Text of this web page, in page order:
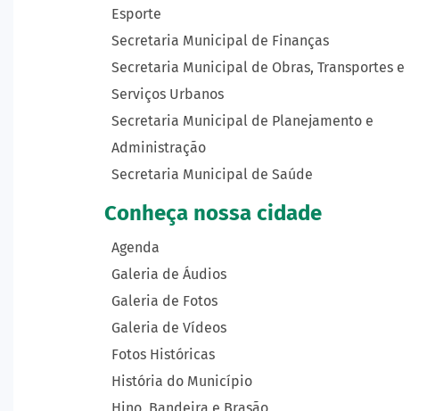
Esporte
Secretaria Municipal de Finanças
Secretaria Municipal de Obras, Transportes e
Serviços Urbanos
Secretaria Municipal de Planejamento e
Administração
Secretaria Municipal de Saúde
Conheça nossa cidade
Agenda
Galeria de Áudios
Galeria de Fotos
Galeria de Vídeos
Fotos Históricas
História do Município